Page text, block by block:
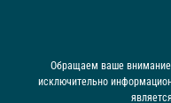
Обращаем ваше внимание
исключительно